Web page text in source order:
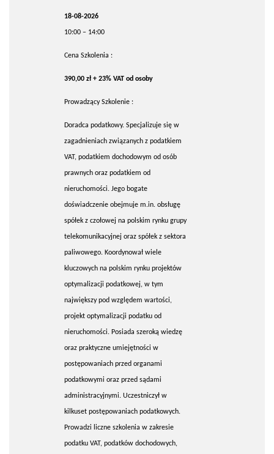
18-08-2026
10:00 – 14:00
Cena Szkolenia :
390,00 zł + 23% VAT od osoby
Prowadzący Szkolenie :
Doradca podatkowy. Specjalizuje się w
zagadnieniach związanych z podatkiem
VAT, podatkiem dochodowym od osób
prawnych oraz podatkiem od
nieruchomości. Jego bogate
doświadczenie obejmuje m.in. obsługę
spółek z czołowej na polskim rynku grupy
telekomunikacyjnej oraz spółek z sektora
paliwowego. Koordynował wiele
kluczowych na polskim rynku projektów
optymalizacji podatkowej, w tym
największy pod względem wartości,
projekt optymalizacji podatku od
nieruchomości. Posiada szeroką wiedzę
oraz praktyczne umiejętności w
postępowaniach przed organami
podatkowymi oraz przed sądami
administracyjnymi. Uczestniczył w
kilkuset postępowaniach podatkowych.
Prowadzi liczne szkolenia w zakresie
podatku VAT, podatków dochodowych,